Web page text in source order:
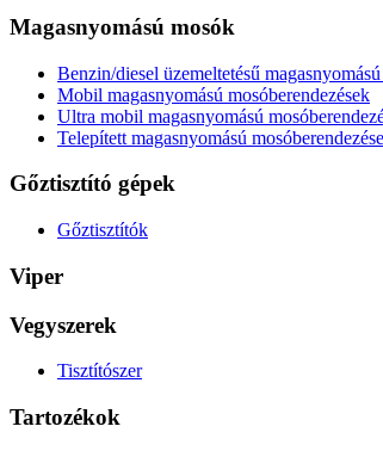
Magasnyomású mosók
Benzin/diesel üzemeltetésű
Mobil magasnyomású mosóberendezések
Ultra mobil magasnyomású
Telepített magasnyomású
Gőztisztító gépek
Gőztisztítók
Viper
Vegyszerek
Tisztítószer
Tartozékok